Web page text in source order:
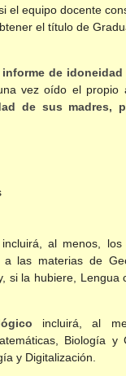
el equipo docente
el título de
informe de idoneidad
vez oído el propio
de sus madres,
incluirá, al menos, los
a las materias de
si la hubiere, Lengua
incluirá, al
Biología y
y Digitalización.